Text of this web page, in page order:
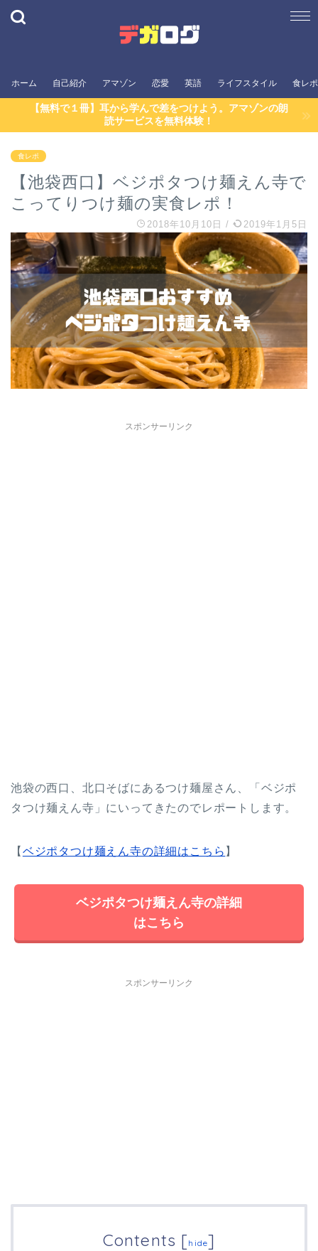
ホーム 自己紹介 アマゾン 恋愛 英語 ライフスタイル 食レポ
【無料で１冊】耳から学んで差をつけよう。アマゾンの朗
読サービスを無料体験！
食レポ
【池袋西口】ベジポタつけ麺えん寺で
こってりつけ麺の実食レポ！
2018年10月10日 / 2019年1月5日
スポンサーリンク
池袋の西口、北口そばにあるつけ麺屋さん、「ベジポ
タつけ麺えん寺」にいってきたのでレポートします。
【 ベジポタつけ麺えん寺の詳細はこちら 】
ベジポタつけ麺えん寺の詳細
はこちら
スポンサーリンク
Contents [hide]